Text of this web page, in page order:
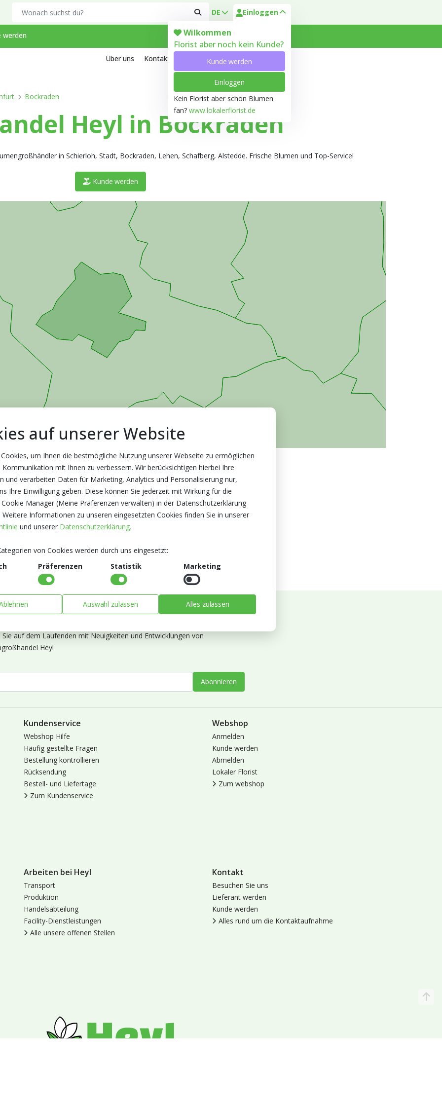
DE Einloggen
Wilkommen
Florist aber noch kein Kunde?
Kunde werden
Einloggen
Kein Florist aber schön Blumen
fan? www.lokalerflorist.de
werden
Über uns Kontakt Arbeiten bei Heyl Kundenservice
Bockraden
Heyl in Bockraden
in Schierloh, Stadt, Bockraden, Lehen, Schafberg, Alstedde. Frische Blumen und Top-Service!
Kunde werden
Sie unseren Newsletter
Sie auf dem Laufenden mit Neuigkeiten und Entwicklungen von
Heyl
Abonnieren
Kundenservice
Webshop Hilfe
Häufig gestellte Fragen
Bestellung kontrollieren
Rücksendung
Bestell- und Liefertage
Zum Kundenservice
Webshop
Anmelden
Kunde werden
Abmelden
Lokaler Florist
Zum webshop
Arbeiten bei Heyl
Transport
Produktion
Handelsabteilung
Facility-Dienstleistungen
Alle unsere offenen Stellen
Kontakt
Besuchen Sie uns
Lieferant werden
Kunde werden
Alles rund um die Kontaktaufnahme
auf unserer Website
um Ihnen die bestmögliche Nutzung unserer Webseite zu ermöglichen
Kommunikation mit Ihnen zu verbessern. Wir berücksichtigen hierbei Ihre
und verarbeiten Daten für Marketing, Analytics und Personalisierung nur,
Ihre Einwilligung geben. Diese können Sie jederzeit mit Wirkung für die
Manager (Meine Präferenzen verwalten) in der Datenschutzerklärung
Weitere Informationen zu unseren eingesetzten Cookies finden Sie in unserer
und unserer Datenschutzerklärung.
von Cookies werden durch uns eingesetzt:
Präferenzen Statistik Marketing
Auswahl zulassen Alles zulassen